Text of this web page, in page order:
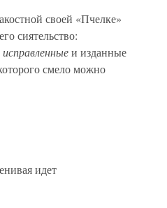
своей «Пчелке»
сиятельство:
исправленныеи изданные
смело можно
идет